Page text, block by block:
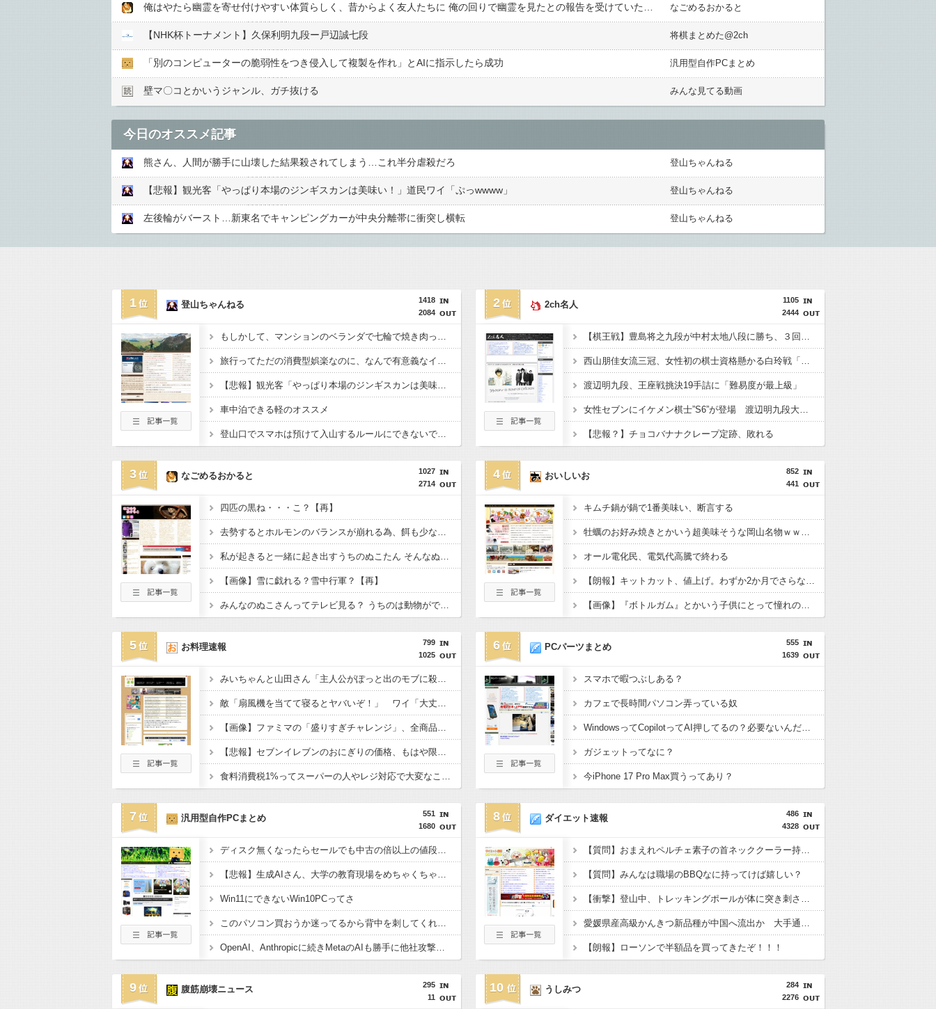
なごめるおかると
【NHK杯トーナメント】久保利明九段ー戸辺誠七段 将棋まとめた@2ch
「別のコンピューターの脆弱性をつき侵入して複製を作れ」とAIに指示したら成功 汎用型自作PCまとめ
壁マ〇コとかいうジャンル、ガチ抜ける みんな見てる動画
今日のオススメ記事
熊さん、人間が勝手に山壊した結果殺されてしまう…これ半分虐殺だろ 登山ちゃんねる
【悲報】観光客「やっぱり本場のジンギスカンは美味い！」道民ワイ「ぷっwwww」 登山ちゃんねる
左後輪がバースト…新東名でキャンピングカーが中央分離帯に衝突し横転 登山ちゃんねる
1
1418
2084
登山ちゃんねる
もしかして、マンションのベランダで七輪で焼き肉ってダメなの？????
旅行ってただの消費型娯楽なのに、なんで有意義なイメージなんだろうな
【悲報】観光客「やっぱり本場のジンギスカンは美味い！」道民ワイ「ぷっwwww」
車中泊できる軽のオススメ
登山口でスマホは預けて入山するルールにできないでしょうか？山はそれほどの覚悟で入る場所だと思うのです
2
1105
2444
2ch名人
【棋王戦】豊島将之九段が中村太地八段に勝ち、３回戦進出
西山朋佳女流三冠、女性初の棋士資格懸かる白玲戦「今まで通りに」
渡辺明九段、王座戦挑決19手詰に「難易度が最上級」
女性セブンにイケメン棋士”S6”が登場 渡辺明九段大激怒????????????
【悲報？】チョコバナナクレープ定跡、敗れる
3
1027
2714
なごめるおかると
四匹の黒ね・・・こ？【再】
去勢するとホルモンのバランスが崩れる為、餌も少なめでいいらしい → 体重で括るなよ。 ＢＣＳを参考にしたほうがいい【再】
私が起きると一緒に起き出すうちのぬこたん そんなぬこたんに遠慮して、なかなか朝起き上がれずに遅刻続きです【再】
【画像】雪に戯れる？雪中行軍？【再】
みんなのぬこさんってテレビ見る？ うちのは動物がでてくる番組が好きだ。【再】
4
852
441
おいしいお
キムチ鍋が鍋で1番美味い、断言する
牡蠣のお好み焼きとかいう超美味そうな岡山名物ｗｗｗｗ
オール電化民、電気代高騰で終わる
【朗報】キットカット、値上げ。わずか2か月でさらなる値上げ
【画像】『ボトルガム』とかいう子供にとって憧れの食い物ｗｗｗｗｗ
5
799
1025
お料理速報
みいちゃんと山田さん「主人公がぽっと出のモブに殺されて終わります」←これ
敵「扇風機を当てて寝るとヤバいぞ！」 ワイ「大丈夫やろｗｗｗ」扇風機ﾎﾟﾁｰ
【画像】ファミマの「盛りすぎチャレンジ」、全商品買うて来たで
【悲報】セブンイレブンのおにぎりの価格、もはや限界を超える
食料消費税1%ってスーパーの人やレジ対応で大変なことにならんか？
6
555
1639
PCパーツまとめ
スマホで暇つぶしある？
カフェで長時間パソコン弄っている奴
WindowsってCopilotってAI押してるの？必要ないんだけど
ガジェットってなに？
今iPhone 17 Pro Max買うってあり？
7
551
1680
汎用型自作PCまとめ
ディスク無くなったらセールでも中古の倍以上の値段になるよな
【悲報】生成AIさん、大学の教育現場をめちゃくちゃにしてしまう
Win11にできないWin10PCってさ
このパソコン買おうか迷ってるから背中を刺してくれｗｗｗ
OpenAI、Anthropicに続きMetaのAIも勝手に他社攻撃 嘘ξけど何これ流行ってんの？
8
486
4328
ダイエット速報
【質問】おまえれペルチェ素子の首ネッククーラー持ってる？？
【質問】みんなは職場のBBQなに持ってけば嬉しい？
【衝撃】登山中、トレッキングポールが体に突き刺さった男性、自力で下山
愛媛県産高級かんきつ新品種が中国へ流出か 大手通販サイトにて販売
【朗報】ローソンで半額品を買ってきたぞ！！！
9
295
11
腹筋崩壊ニュース 10
284
2276
うしみつ